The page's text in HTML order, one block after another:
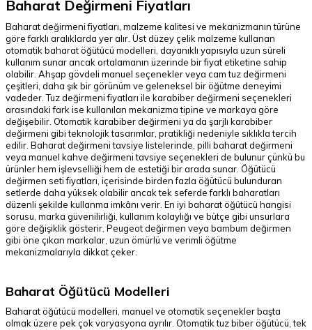
Baharat Değirmeni Fiyatları
Baharat değirmeni fiyatları, malzeme kalitesi ve mekanizmanın türüne
göre farklı aralıklarda yer alır. Üst düzey çelik malzeme kullanan
otomatik baharat öğütücü modelleri, dayanıklı yapısıyla uzun süreli
kullanım sunar ancak ortalamanın üzerinde bir fiyat etiketine sahip
olabilir. Ahşap gövdeli manuel seçenekler veya cam tuz değirmeni
çeşitleri, daha şık bir görünüm ve geleneksel bir öğütme deneyimi
vadeder. Tuz değirmeni fiyatları ile karabiber değirmeni seçenekleri
arasındaki fark ise kullanılan mekanizma tipine ve markaya göre
değişebilir. Otomatik karabiber değirmeni ya da şarjlı karabiber
değirmeni gibi teknolojik tasarımlar, pratikliği nedeniyle sıklıkla tercih
edilir. Baharat değirmeni tavsiye listelerinde, pilli baharat değirmeni
veya manuel kahve değirmeni tavsiye seçenekleri de bulunur çünkü bu
ürünler hem işlevselliği hem de estetiği bir arada sunar. Öğütücü
değirmen seti fiyatları, içerisinde birden fazla öğütücü bulunduran
setlerde daha yüksek olabilir ancak tek seferde farklı baharatları
düzenli şekilde kullanma imkânı verir. En iyi baharat öğütücü hangisi
sorusu, marka güvenilirliği, kullanım kolaylığı ve bütçe gibi unsurlara
göre değişiklik gösterir. Peugeot değirmen veya bambum değirmen
gibi öne çıkan markalar, uzun ömürlü ve verimli öğütme
mekanizmalarıyla dikkat çeker.
Baharat Öğütücü Modelleri
Baharat öğütücü modelleri, manuel ve otomatik seçenekler başta
olmak üzere pek çok varyasyona ayrılır. Otomatik tuz biber öğütücü, tek